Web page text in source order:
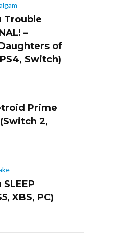
Trouble
–
of
Switch)
Prime
2,
XBS, PC)